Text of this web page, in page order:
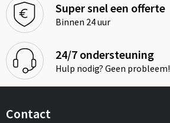
Super snel een offerte
Binnen 24 uur
24/7 ondersteuning
Hulp nodig? Geen probleem!
Contact